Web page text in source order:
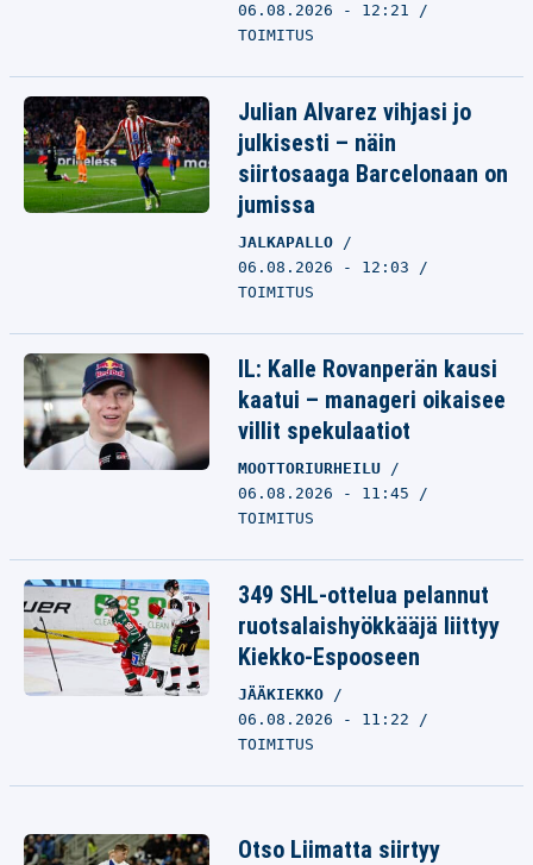
06.08.2026 - 12:21
TOIMITUS
Julian Alvarez vihjasi jo
julkisesti – näin
siirtosaaga Barcelonaan on
jumissa
JALKAPALLO
06.08.2026 - 12:03
TOIMITUS
IL: Kalle Rovanperän kausi
kaatui – manageri oikaisee
villit spekulaatiot
MOOTTORIURHEILU
06.08.2026 - 11:45
TOIMITUS
349 SHL-ottelua pelannut
ruotsalaishyökkääjä liittyy
Kiekko-Espooseen
JÄÄKIEKKO
06.08.2026 - 11:22
TOIMITUS
Otso Liimatta siirtyy